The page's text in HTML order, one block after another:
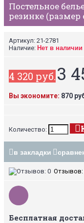
Постельное
резинке (размер
Артикул: 21-2781
Наличие: Нет в наличии
4 320 руб.3
Вы экономите: 870
Количество:
в закладки
Отзывов:
Бесплатная